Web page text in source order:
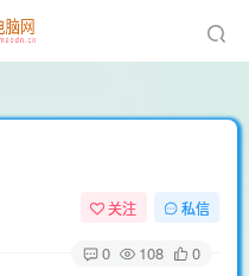
关注 私信
0 108 0